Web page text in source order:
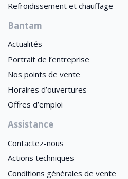
Refroidissement et chauffage
Bantam
Actualités
Portrait de l’entreprise
Nos points de vente
Horaires d’ouvertures
Offres d’emploi
Assistance
Contactez-nous
Actions techniques
Conditions générales de vente